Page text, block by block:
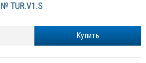
№ TUR.V1.S
Купить